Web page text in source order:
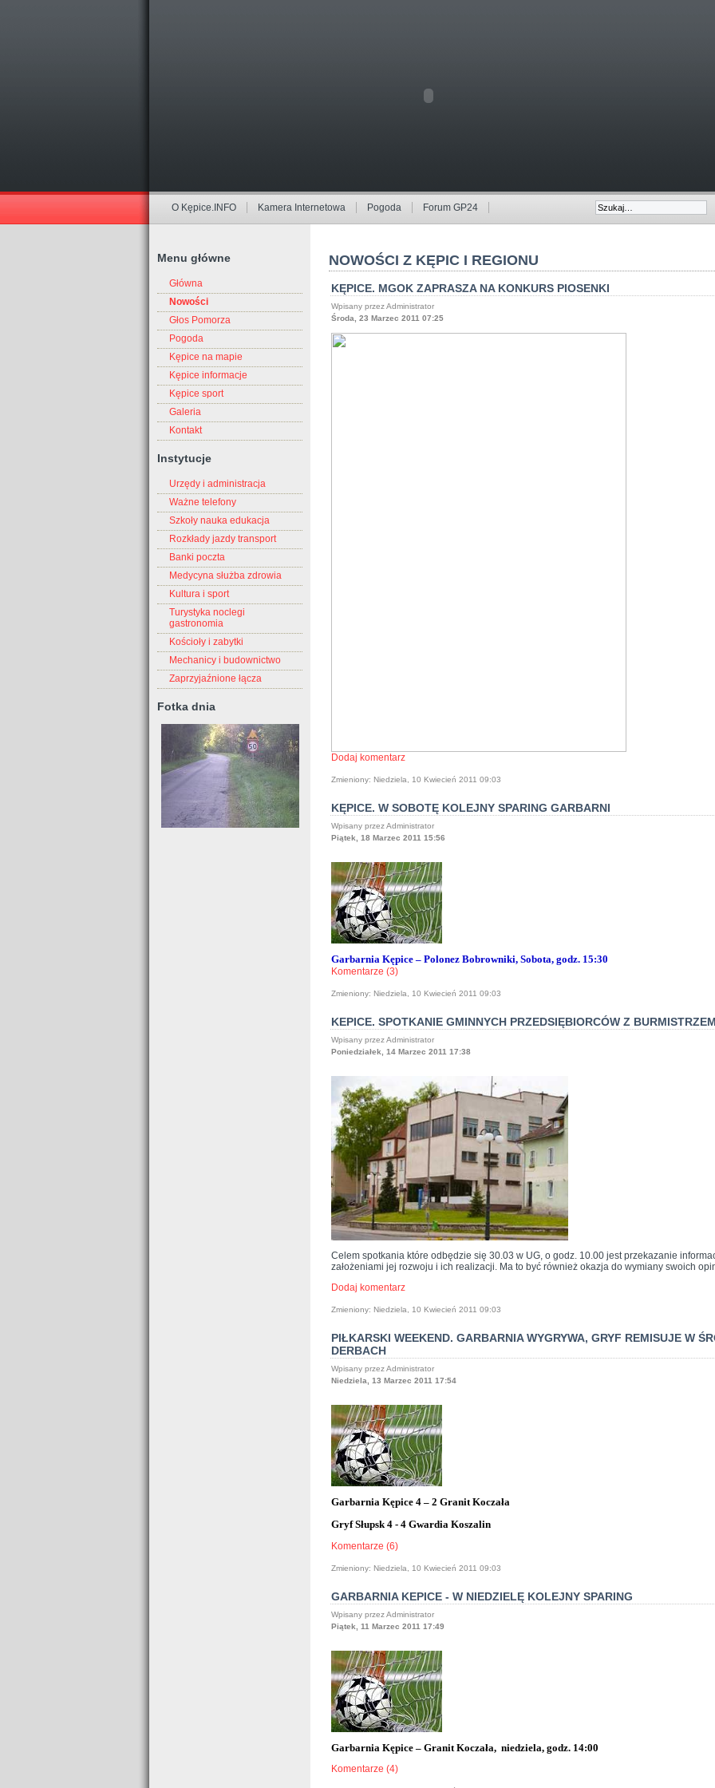
O Kępice.INFO Kamera Internetowa Pogoda Forum GP24
Menu główne
Główna
Nowości
Głos Pomorza
Pogoda
Kępice na mapie
Kępice informacje
Kępice sport
Galeria
Kontakt
Instytucje
Urzędy i administracja
Ważne telefony
Szkoły nauka edukacja
Rozkłady jazdy transport
Banki poczta
Medycyna służba zdrowia
Kultura i sport
Turystyka noclegi
gastronomia
Kościoły i zabytki
Mechanicy i budownictwo
Zaprzyjaźnione łącza
Fotka dnia
NOWOŚCI Z KĘPIC I REGIONU
KĘPICE. MGOK ZAPRASZA NA KONKURS PIOSENKI
Wpisany przez Administrator
Środa, 23 Marzec 2011 07:25
Dodaj komentarz
Zmieniony: Niedziela, 10 Kwiecień 2011 09:03
KĘPICE. W SOBOTĘ KOLEJNY SPARING GARBARNI
Wpisany przez Administrator
Piątek, 18 Marzec 2011 15:56
Garbarnia Kępice – Polonez Bobrowniki, Sobota, godz. 15:30
Komentarze (3)
Zmieniony: Niedziela, 10 Kwiecień 2011 09:03
KEPICE. SPOTKANIE GMINNYCH PRZEDSIĘBIORCÓW Z
Wpisany przez Administrator
Poniedziałek, 14 Marzec 2011 17:38
Celem spotkania które odbędzie się 30.03 w UG, o godz. 10.00 jest przekazanie
założeniami jej rozwoju i ich realizacji. Ma to być również okazja do wymiany swoich
Dodaj komentarz
Zmieniony: Niedziela, 10 Kwiecień 2011 09:03
PIŁKARSKI WEEKEND. GARBARNIA WYGRYWA, GRYF REMISUJE W
DERBACH
Wpisany przez Administrator
Niedziela, 13 Marzec 2011 17:54
Garbarnia Kępice 4 – 2 Granit Koczała
Gryf Słupsk 4 - 4 Gwardia Koszalin
Komentarze (6)
Zmieniony: Niedziela, 10 Kwiecień 2011 09:03
GARBARNIA KEPICE - W NIEDZIELĘ KOLEJNY SPARING
Wpisany przez Administrator
Piątek, 11 Marzec 2011 17:49
Garbarnia Kępice – Granit Koczała, niedziela, godz. 14:00
Komentarze (4)